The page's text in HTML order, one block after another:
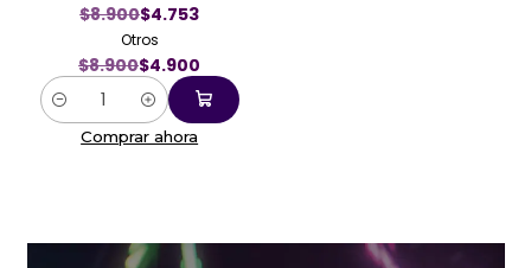
$8.900$4.753
Otros
$8.900$4.900
Cantidad
Comprar ahora